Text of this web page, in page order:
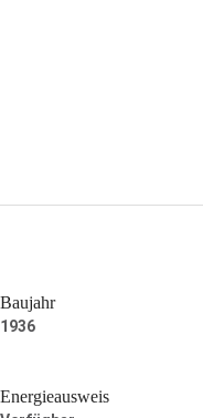
Baujahr
1936
Energieausweis